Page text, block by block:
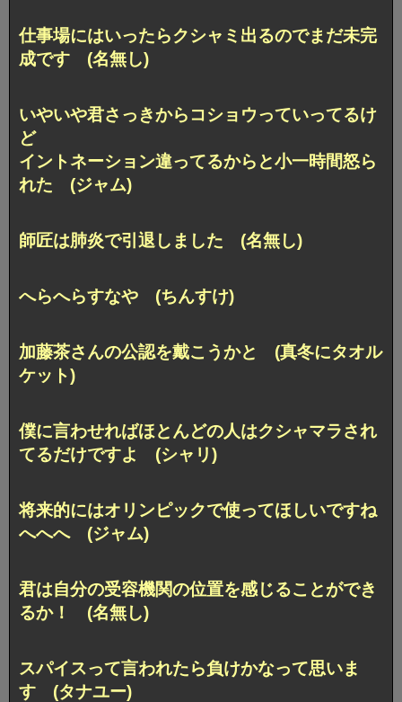
仕事場にはいったらクシャミ出るのでまだ未完
成です (名無し)
いやいや君さっきからコショウっていってるけ
ど
イントネーション違ってるからと小一時間怒ら
れた (ジャム)
師匠は肺炎で引退しました (名無し)
へらへらすなや (ちんすけ)
加藤茶さんの公認を戴こうかと (真冬にタオル
ケット)
僕に言わせればほとんどの人はクシャマラされ
てるだけですよ (シャリ)
将来的にはオリンピックで使ってほしいですね
へへへ (ジャム)
君は自分の受容機関の位置を感じることができ
るか！ (名無し)
スパイスって言われたら負けかなって思いま
す (タナユー)